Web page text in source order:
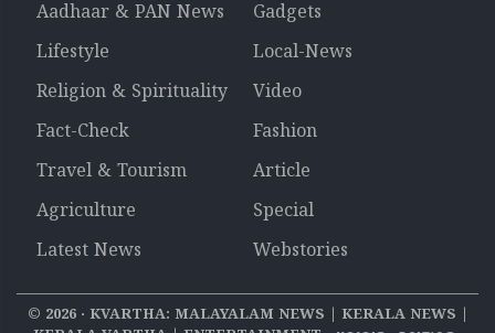
Aadhaar & PAN News
Gadgets
Lifestyle
Local-News
Religion & Spirituality
Video
Fact-Check
Fashion
Travel & Tourism
Article
Agriculture
Special
Latest News
Webstories
© 2026‧ KVARTHA: MALAYALAM NEWS | KERALA NEWS |